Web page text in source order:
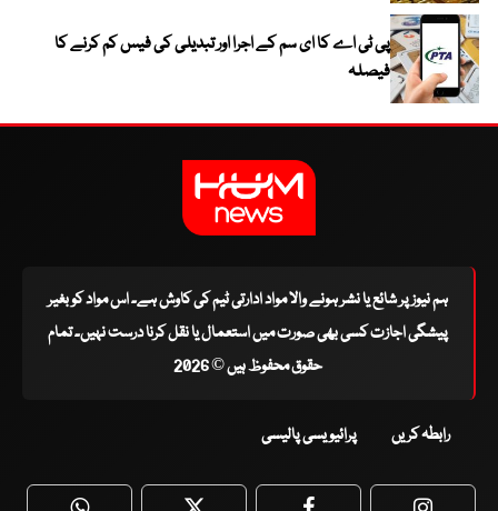
پی ٹی اے کا ای سم کے اجرا اور تبدیلی کی فیس کم کرنے کا
فیصلہ
ہم نیوز پر شائع یا نشر ہونے والا مواد ادارتی ٹیم کی کاوش ہے۔ اس مواد کو بغیر
پیشگی اجازت کسی بھی صورت میں استعمال یا نقل کرنا درست نہیں۔ تمام
حقوق محفوظ ہیں © 2026
رابطہ کریں پرائیویسی پالیسی